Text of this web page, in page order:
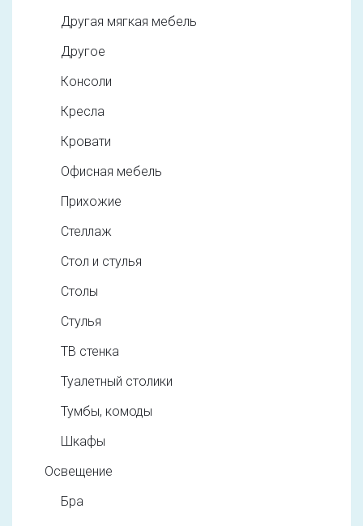
Другая мягкая мебель
Другое
Консоли
Кресла
Кровати
Офисная мебель
Прихожие
Стеллаж
Стол и стулья
Столы
Стулья
ТВ стенка
Туалетный столики
Тумбы, комоды
Шкафы
Освещение
Бра